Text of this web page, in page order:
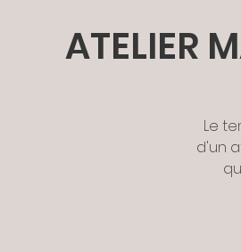
ATELIER
Le
d'un